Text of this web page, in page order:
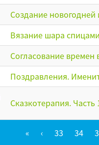
Создание
Вязание шара
Согласование времен
Поздравления.
Сказкотерапия. Часть
« ‹ 33 34